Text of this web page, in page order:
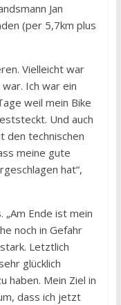
Jan
(per 5,7km plus
Vielleicht war
Ich war ein
weil mein Bike
Und auch
den technischen
meine gute
hat“,
„Am Ende ist mein
noch in Gefahr
Letztlich
glücklich
haben. Mein Ziel in
dass ich jetzt